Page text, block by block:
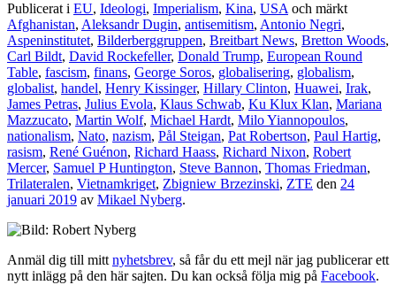
Publicerat i EU, Ideologi, Imperialism, Kina, USA och märkt
Afghanistan, Aleksandr Dugin, antisemitism, Antonio Negri,
Aspeninstitutet, Bilderberggruppen, Breitbart News, Bretton Woods,
Carl Bildt, David Rockefeller, Donald Trump, European Round
Table, fascism, finans, George Soros, globalisering, globalism,
globalist, handel, Henry Kissinger, Hillary Clinton, Huawei, Irak,
James Petras, Julius Evola, Klaus Schwab, Ku Klux Klan, Mariana
Mazzucato, Martin Wolf, Michael Hardt, Milo Yiannopoulos,
nationalism, Nato, nazism, Pål Steigan, Pat Robertson, Paul Hartig,
rasism, René Guénon, Richard Haass, Richard Nixon, Robert
Mercer, Samuel P Huntington, Steve Bannon, Thomas Friedman,
Trilateralen, Vietnamkriget, Zbigniew Brzezinski, ZTE den 24
januari 2019 av Mikael Nyberg.
Anmäl dig till mitt nyhetsbrev, så får du ett mejl när jag publicerar ett
nytt inlägg på den här sajten. Du kan också följa mig på Facebook.